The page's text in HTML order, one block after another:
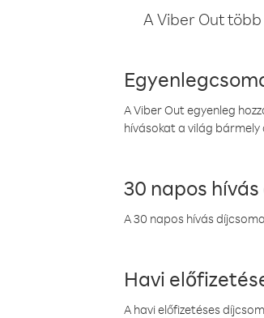
A Viber Out
A Viber Out egyenleg
hívásokat a világ
30 napos
A 30 napos hívás
Havi
A havi előfizetéses